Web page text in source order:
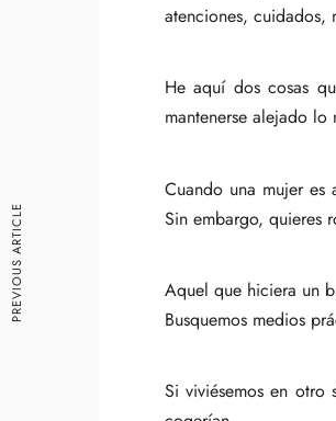
atenciones, cuidados,
He aquí dos cosas
mantenerse alejado
Cuando una mujer es
Sin embargo, quieres
Aquel que hiciera un
Busquemos medios
Si viviésemos en otro
PREVIOUS ARTICLE